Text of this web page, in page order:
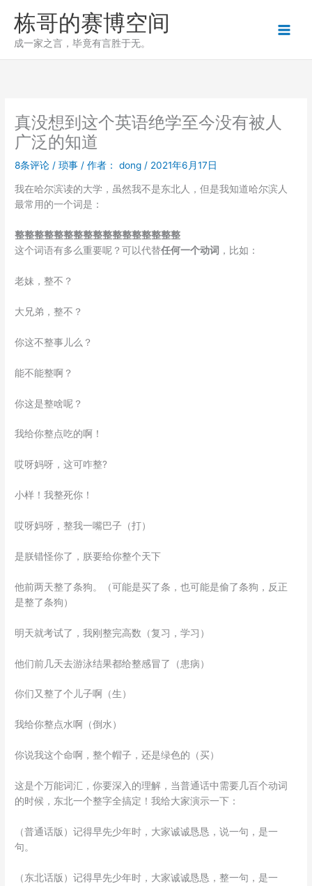
栋哥的赛博空间
成一家之言，毕竟有言胜于无。
真没想到这个英语绝学至今没有被人
广泛的知道
8条评论 /琐事 / 作者： dong / 2021年6月17日
我在哈尔滨读的大学，虽然我不是东北人，但是我知道哈尔滨人
最常用的一个词是：
整整整整整整整整整整整整整整整整整
这个词语有多么重要呢？可以代替任何一个动词 ，比如：
老妹，整不？
大兄弟，整不？
你这不整事儿么？
能不能整啊？
你这是整啥呢？
我给你整点吃的啊！
哎呀妈呀，这可咋整?
小样！我整死你！
哎呀妈呀，整我一嘴巴子（打）
是朕错怪你了，朕要给你整个天下
他前两天整了条狗。（可能是买了条，也可能是偷了条狗，反正
是整了条狗）
明天就考试了，我刚整完高数（复习，学习）
他们前几天去游泳结果都给整感冒了（患病）
你们又整了个儿子啊（生）
我给你整点水啊（倒水）
你说我这个命啊，整个帽子，还是绿色的（买）
这是个万能词汇，你要深入的理解，当普通话中需要几百个动词
的时候，东北一个整字全搞定！我给大家演示一下：
（普通话版）记得早先少年时，大家诚诚恳恳，说一句，是一
句。
（东北话版）记得早先少年时，大家诚诚恳恳，整一句，是一